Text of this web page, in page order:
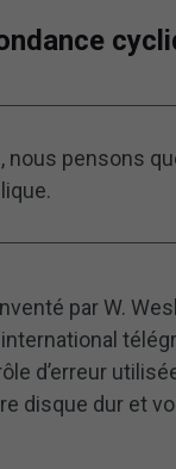
nous pensons
par W.
d’erreur
disque dur et